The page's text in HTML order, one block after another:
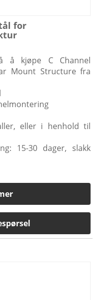
for
å kjøpe C Channel
Mount Structure fra
eller i henhold til
15-30 dager, slakk